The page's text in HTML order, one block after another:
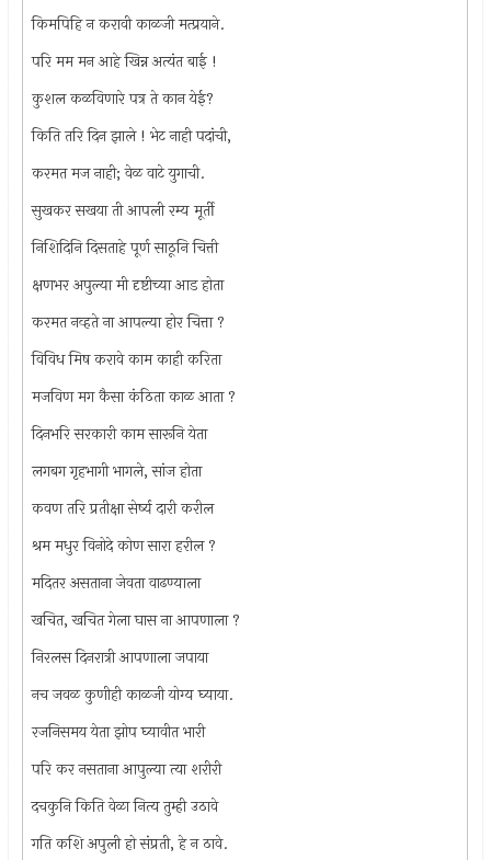
किमपिहि न करावी काळजी मत्प्रयाने.
परि मम मन आहे खिन्न अत्यंत बाई !
कुशल कळविणारे पत्र ते कान येई?
किति तरि दिन झाले ! भेट नाही पदांची,
करमत मज नाही; वेळ वाटे युगाची.
सुखकर सखया ती आपली रम्य मूर्ती
निशिदिनि दिसताहे पूर्ण साठूनि चित्ती
क्षणभर अपुल्या मी दृष्टीच्या आड होता
करमत नव्हते ना आपल्या होर चित्ता ?
विविध मिष करावे काम काही करिता
मजविण मग कैसा कंठिता काळ आता ?
दिनभरि सरकारी काम सारूनि येता
लगबग गृहभागी भागले, सांज होता
कवण तरि प्रतीक्षा सेर्ष्य दारी करील
श्रम मधुर विनोदे कोण सारा हरील ?
मदितर असताना जेवता वाढण्याला
खचित, खचित गेला घास ना आपणाला ?
निरलस दिनरात्री आपणाला जपाया
नच जवळ कुणीही काळजी योग्य घ्याया.
रजनिसमय येता झोप घ्यावीत भारी
परि कर नसताना आपुल्या त्या शरीरी
दचकुनि किति वेळा नित्य तुम्ही उठावे
गति कशि अपुली हो संप्रती, हे न ठावे.